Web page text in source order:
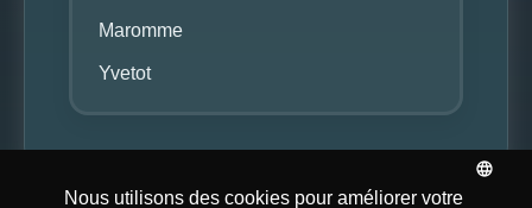
Maromme
Yvetot
© NY Center 2026. Tous Mentions Site réalisé par